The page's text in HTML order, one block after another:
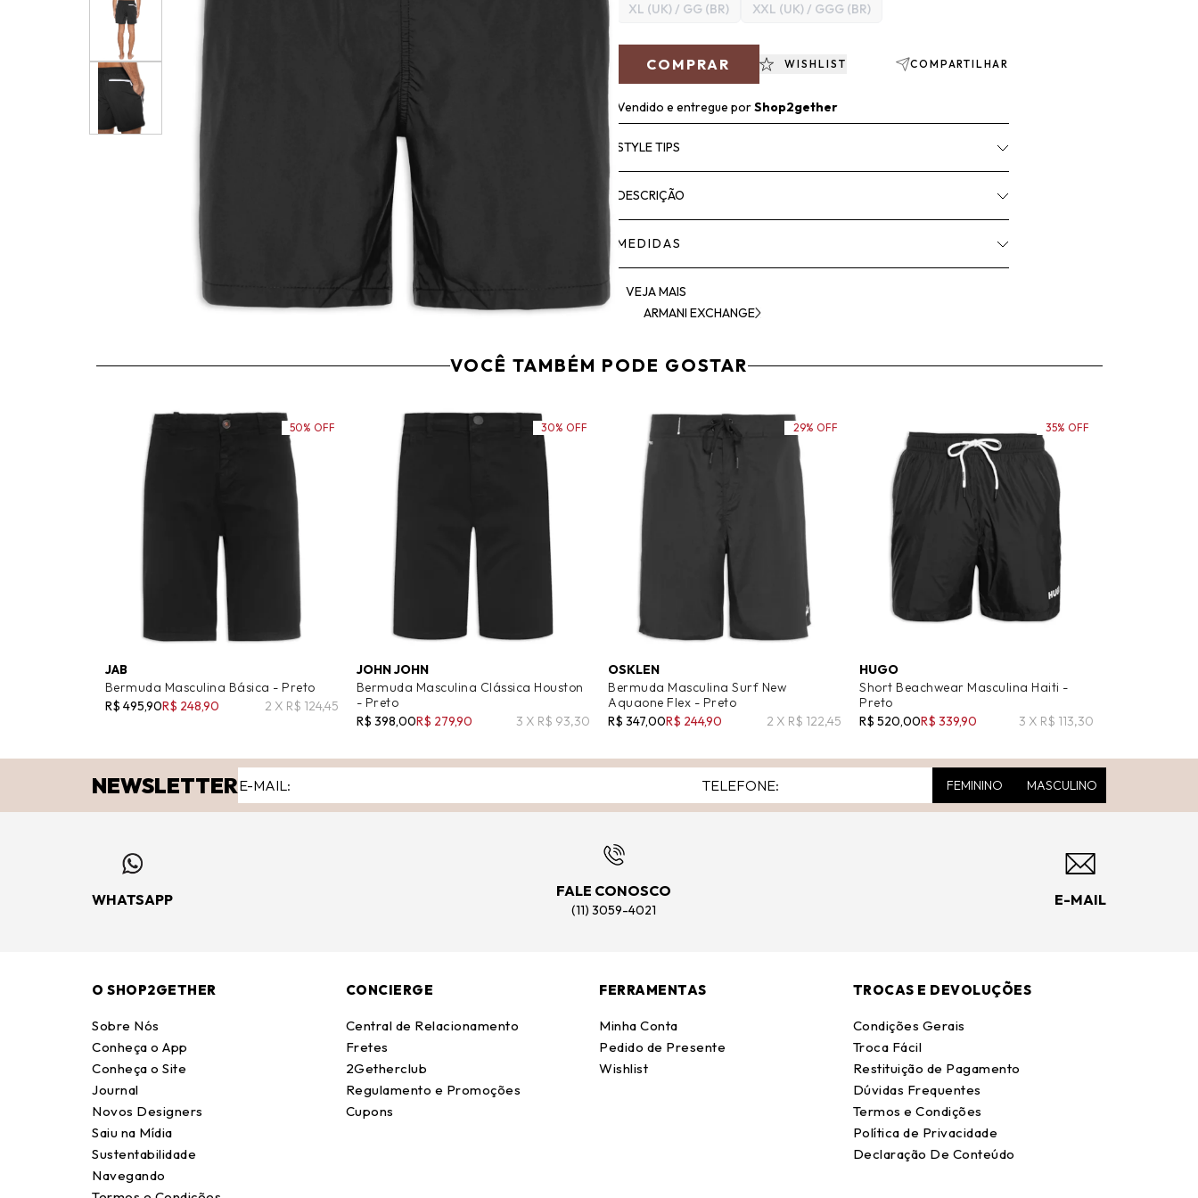
XL (UK) / GG (BR)
XXL (UK) / GGG (BR)
COMPRAR WISHLIST COMPARTILHAR
Vendido e entregue porShop2gether
STYLE TIPS
DESCRIÇÃO
MEDIDAS
VEJA MAIS
ARMANI EXCHANGE
VOCÊ TAMBÉM PODE GOSTAR
JAB
Bermuda Masculina Básica - Preto
R$ 495,90R$ 248,90 2 X R$ 124,45
50% OFF
JOHN JOHN
Bermuda Masculina Clássica Houston
- Preto
R$ 398,00R$ 279,90 3 X R$ 93,30
30% OFF
OSKLEN
Bermuda Masculina Surf New
Aquaone Flex - Preto
R$ 347,00R$ 244,90 2 X R$ 122,45
29% OFF
HUGO
Short Beachwear Masculina Haiti -
Preto
R$ 520,00R$ 339,90 3 X R$ 113,30
35% OFF
NEWSLETTER FEMININO MASCULINO
WHATSAPP
FALE CONOSCO
(11) 3059-4021
E-MAIL
O SHOP2GETHER
Sobre Nós
Conheça o App
Conheça o Site
Journal
Novos Designers
Saiu na Mídia
Sustentabilidade
Navegando
CONCIERGE
Central de Relacionamento
Fretes
2Getherclub
Regulamento e Promoções
Cupons
FERRAMENTAS
Minha Conta
Pedido de Presente
Wishlist
TROCAS E DEVOLUÇÕES
Condições Gerais
Troca Fácil
Restituição de Pagamento
Dúvidas Frequentes
Termos e Condições
Política de Privacidade
Declaração De Conteúdo